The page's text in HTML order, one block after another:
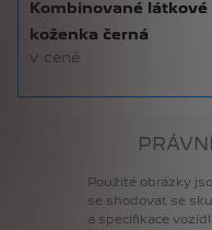
Kombinované látkové
koženka černá
v ceně
Použité obrázky
se shodovat se
a specifikace